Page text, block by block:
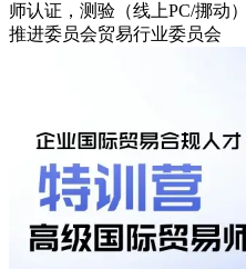
师认证，测验（线上PC/挪动
推进委员会贸易行业委员会